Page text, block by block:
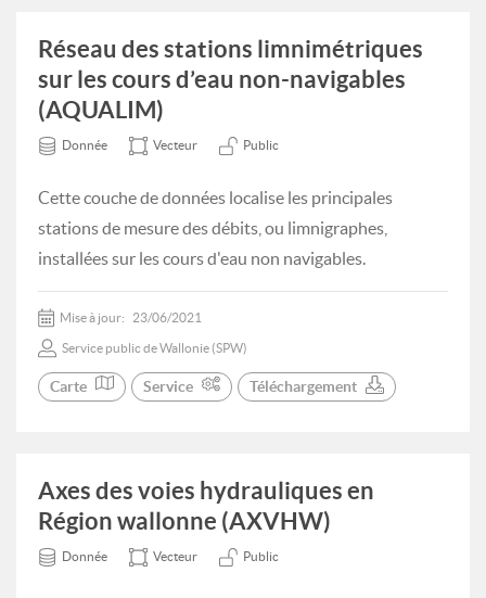
Réseau des stations limnimétriques
sur les cours d’eau non-navigables
(AQUALIM)
Donnée Vecteur Public
Cette couche de données localise les principales
stations de mesure des débits, ou limnigraphes,
installées sur les cours d'eau non navigables.
Mise à jour: 23/06/2021
Service public de Wallonie (SPW)
Carte Service Téléchargement
Axes des voies hydrauliques en
Région wallonne (AXVHW)
Donnée Vecteur Public